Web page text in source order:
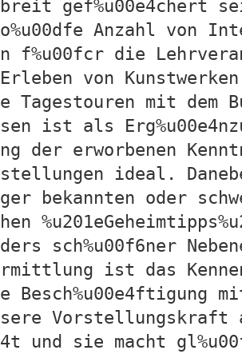
breit gef%u00e4chert
o%u00dfe Anzahl von
n f%u00fcr die
Erleben von
e Tagestouren mit dem
sen ist als
ng der erworbenen
stellungen ideal.
ger bekannten oder
hen
ders sch%u00f6ner
rmittlung ist das
e Besch%u00e4ftigung
sere Vorstellungskraft
4t und sie macht